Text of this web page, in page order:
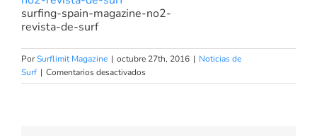
surfing-spain-magazine-no2-
revista-de-surf
PorSurflimit Magazine | octubre 27th, 2016 | Noticias de
Surf | Comentarios desactivadosen
Big